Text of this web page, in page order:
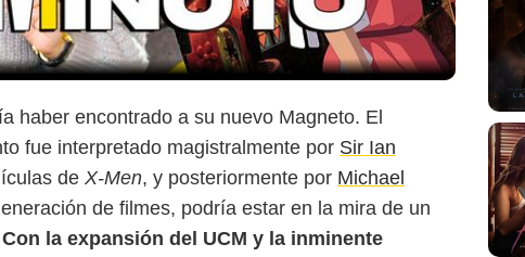
haber encontrado a su nuevo Magneto. El
fue interpretado magistralmente por Sir Ian
de X-Men, y posteriormente por Michael
de filmes, podría estar en la mira de un
Con la expansión del UCM y la inminente